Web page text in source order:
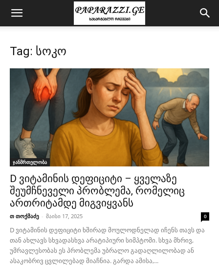
Tag: სოკო
ჯანმრთელობა
D ვიტამინის დეფიციტი – ყველაზე
შეუმჩნეველი პრობლემა, რომელიც
ართრიტამდე მიგვიყვანს
თ თოქმაძე - მაისი 17, 2025 0
D ვიტამინის დეფიციტი ხშირად მოულოდნელად იჩენს თავს და
თან ახლავს სხვადასხვა არატიპიური სიმპტომი. სხვა მხრივ,
უმრავლესობას ეს პრობლემა უბრალო გადაღლილობად ან
ასაკობრივ ცვლილებად მიაჩნია. გარდა ამისა,...